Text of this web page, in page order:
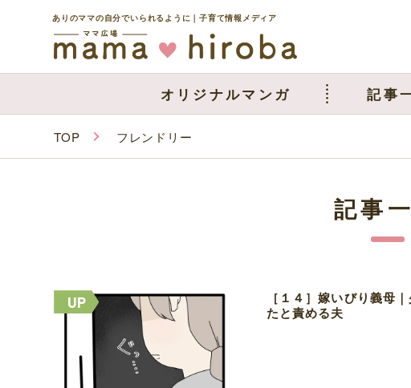
ありのママの自分でいられるように｜子育て情報メディア
オリジナルマンガ 記事
TOP フレンドリー
記事
［１４］嫁いびり義母
たと責める夫